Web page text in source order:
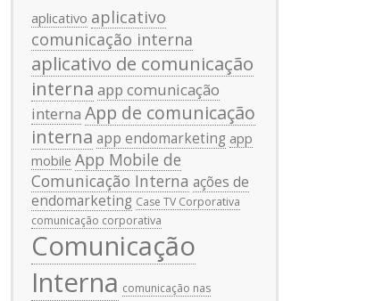
aplicativo aplicativo
comunicação interna
aplicativo de comunicação
interna app comunicação
interna App de comunicação
interna app endomarketing app
mobile App Mobile de
Comunicação Interna ações de
endomarketing Case TV Corporativa
comunicação corporativa
Comunicação
Interna comunicação nas